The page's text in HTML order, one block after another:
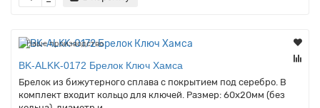
Наше производство
BK-ALKK-0172 Брелок Ключ Хамса
Брелок из бижутерного сплава с покрытием под серебро. В
комплект входит кольцо для ключей. Размер: 60х20мм (без